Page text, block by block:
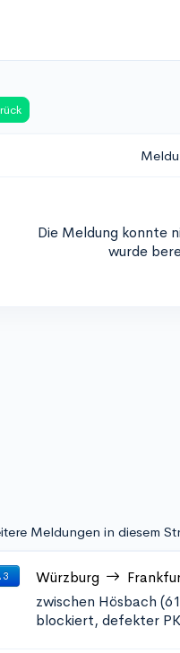
Die Meldung konnte
wurde
Meldungen in diesem
3 Würzburg
zwischen Hösbach
blockiert, defekter